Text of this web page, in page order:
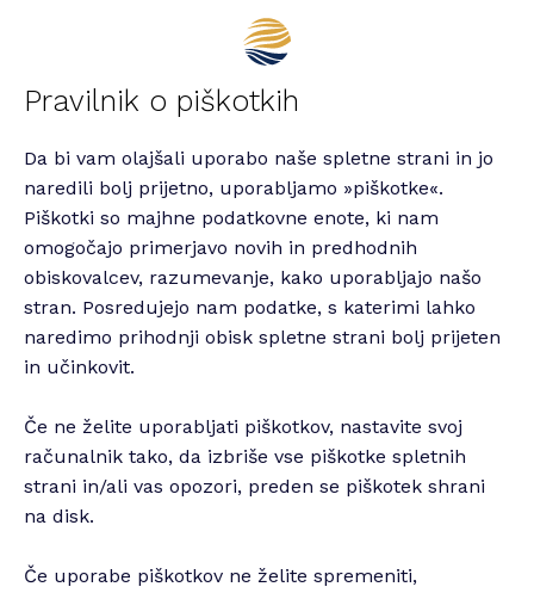
+386 41 44 77 11
info@secondlifeinpiran.com
O hotelu
Nastanitve
Restavracija
Destinacija
Informacije & kontakt
Pravilnik o piškotkih
Da bi vam olajšali uporabo naše spletne strani in jo
naredili bolj prijetno, uporabljamo »piškotke«.
Piškotki so majhne podatkovne enote, ki nam
omogočajo primerjavo novih in predhodnih
obiskovalcev, razumevanje, kako uporabljajo našo
stran. Posredujejo nam podatke, s katerimi lahko
naredimo prihodnji obisk spletne strani bolj prijeten
in učinkovit.
Če ne želite uporabljati piškotkov, nastavite svoj
računalnik tako, da izbriše vse piškotke spletnih
strani in/ali vas opozori, preden se piškotek shrani
na disk.
Če uporabe piškotkov ne želite spremeniti,